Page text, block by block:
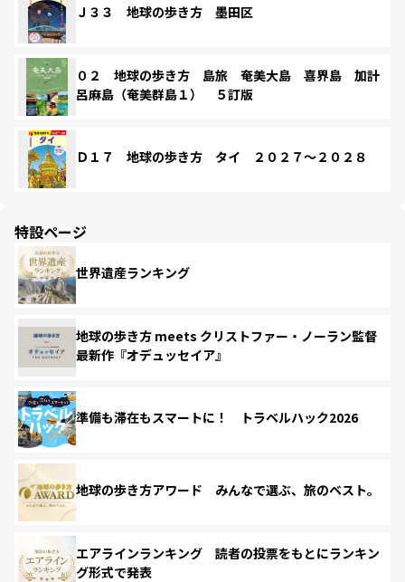
Ｊ３３ 地球の歩き方 墨田区
０２ 地球の歩き方 島旅 奄美大島 喜界島 加計
呂麻島（奄美群島１） ５訂版
Ｄ１７ 地球の歩き方 タイ ２０２７～２０２８
特設ページ
世界遺産ランキング
地球の歩き方 meets クリストファー・ノーラン監督
最新作『オデュッセイア』
準備も滞在もスマートに！ トラベルハック2026
地球の歩き方アワード みんなで選ぶ、旅のベスト。
エアラインランキング 読者の投票をもとにランキン
グ形式で発表